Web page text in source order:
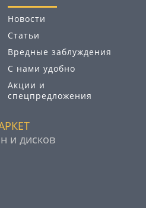
Новости
Статьи
Вредные заблуждения
С нами удобно
Акции и
спецпредложения
и дисков